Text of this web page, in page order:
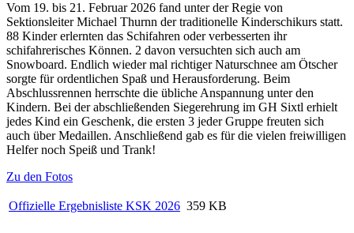
Vom 19. bis 21. Februar 2026 fand unter der Regie von
Sektionsleiter Michael Thurnn der traditionelle Kinderschikurs statt.
88 Kinder erlernten das Schifahren oder verbesserten ihr
schifahrerisches Können. 2 davon versuchten sich auch am
Snowboard. Endlich wieder mal richtiger Naturschnee am Ötscher
sorgte für ordentlichen Spaß und Herausforderung. Beim
Abschlussrennen herrschte die übliche Anspannung unter den
Kindern. Bei der abschließenden Siegerehrung im GH Sixtl erhielt
jedes Kind ein Geschenk, die ersten 3 jeder Gruppe freuten sich
auch über Medaillen. Anschließend gab es für die vielen freiwilligen
Helfer noch Speiß und Trank!
Zu den Fotos
Offizielle Ergebnisliste KSK 2026 359 KB